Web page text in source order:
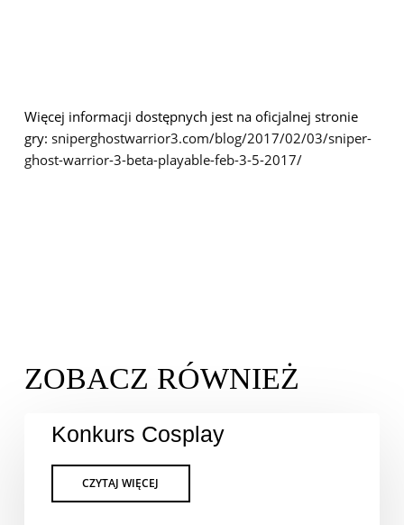
Więcej informacji dostępnych jest na oficjalnej stronie
gry: sniperghostwarrior3.com/blog/2017/02/03/sniper-
ghost-warrior-3-beta-playable-feb-3-5-2017/
Konkurs Cosplay